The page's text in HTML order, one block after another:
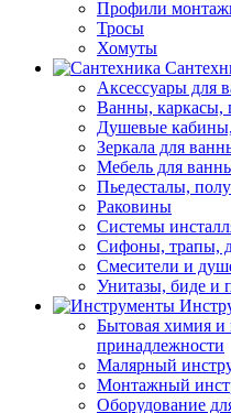
Профили
Тросы
Хомуты
Аксессуары для
Ванны, каркасы,
Душевые
Зеркала для
Мебель для
Пьедесталы,
Раковины
Системы
Сифоны, трапы,
Смесители и
Унитазы, биде и
Бытовая химия и
принадлежности
Малярный
Монтажный
Оборудование